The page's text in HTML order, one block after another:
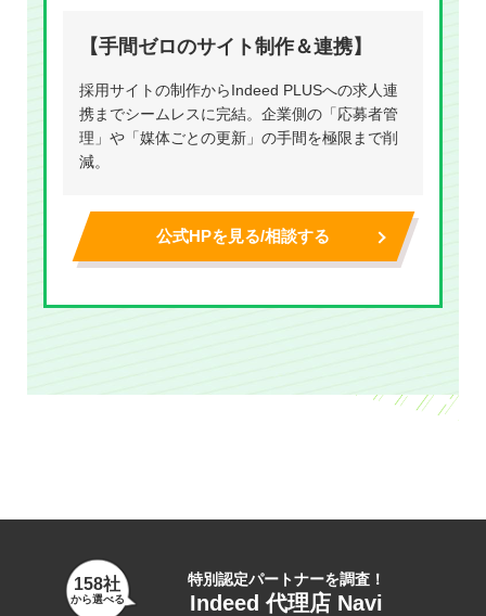
【手間ゼロのサイト制作＆連携】
採用サイトの制作からIndeed PLUSへの求人連
携までシームレスに完結。企業側の「応募者管
理」や「媒体ごとの更新」の手間を極限まで削
減。
公式HPを見る/相談する
158社
から選べる
特別認定パートナーを調査！
Indeed 代理店 Navi